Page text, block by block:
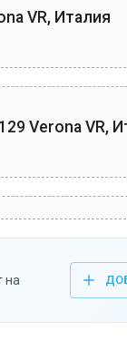
VR, Италия
Verona VR,
на